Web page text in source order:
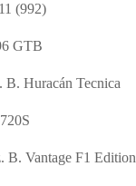
(992)
GTB
B. Huracán Tecnica
B. Vantage F1 Edition